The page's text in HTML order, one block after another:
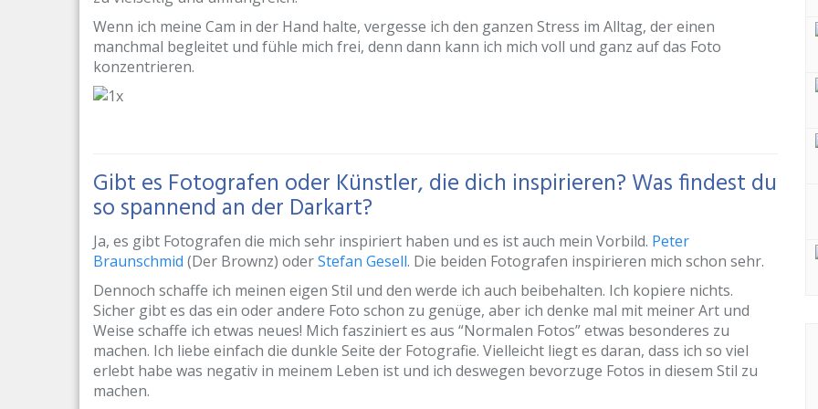
Wenn ich meine Cam in der Hand halte, vergesse ich den ganzen Stress im Alltag, der einen
manchmal begleitet und fühle mich frei, denn dann kann ich mich voll und ganz auf das Foto
konzentrieren.
Gibt es Fotografen oder Künstler, die dich inspirieren? Was findest du
so spannend an der Darkart?
Ja, es gibt Fotografen die mich sehr inspiriert haben und es ist auch mein Vorbild. Peter
Braunschmid (Der Brownz) oderStefan Gesell. Die beiden Fotografen inspirieren mich schon sehr.
Dennoch schaffe ich meinen eigen Stil und den werde ich auch beibehalten. Ich kopiere nichts.
Sicher gibt es das ein oder andere Foto schon zu genüge, aber ich denke mal mit meiner Art und
Weise schaffe ich etwas neues! Mich fasziniert es aus “Normalen Fotos” etwas besonderes zu
machen. Ich liebe einfach die dunkle Seite der Fotografie. Vielleicht liegt es daran, dass ich so viel
erlebt habe was negativ in meinem Leben ist und ich deswegen bevorzuge Fotos in diesem Stil zu
machen.